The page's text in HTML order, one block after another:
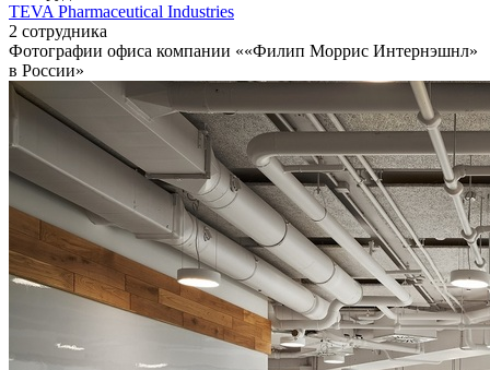
TEVA Pharmaceutical Industries
2 сотрудника
Фотографии офиса компании ««Филип Моррис Интернэшнл»
в России»